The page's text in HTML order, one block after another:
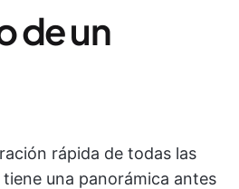
de un
rápida de todas las
una panorámica antes